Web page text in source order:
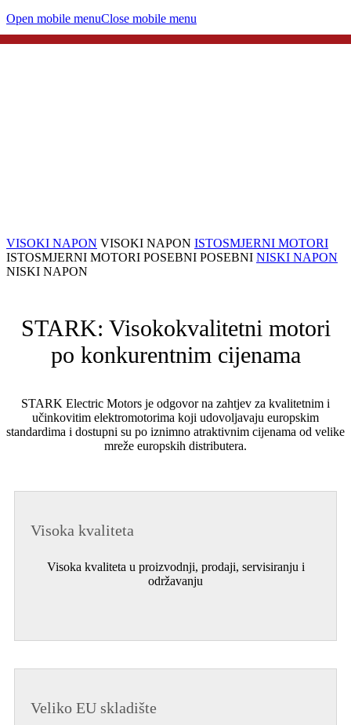
Open mobile menuClose mobile menu
VISOKI NAPON VISOKI NAPON ISTOSMJERNI MOTORI
ISTOSMJERNI MOTORI POSEBNI POSEBNI NISKI NAPON
NISKI NAPON
STARK: Visokokvalitetni motori
po konkurentnim cijenama
STARK Electric Motors je odgovor na zahtjev za kvalitetnim i
učinkovitim elektromotorima koji udovoljavaju europskim
standardima i dostupni su po iznimno atraktivnim cijenama od velike
mreže europskih distributera.
Visoka kvaliteta
Visoka kvaliteta u proizvodnji, prodaji, servisiranju i
održavanju
Veliko EU skladište